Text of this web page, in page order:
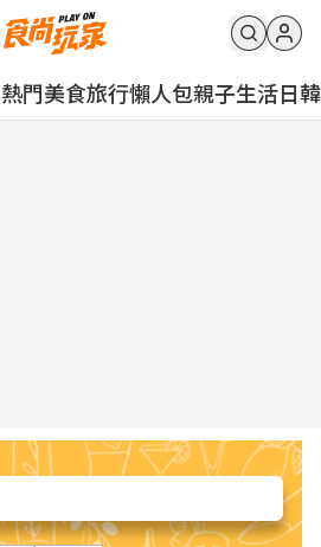
熱門美食旅行懶人包親子生活日韓